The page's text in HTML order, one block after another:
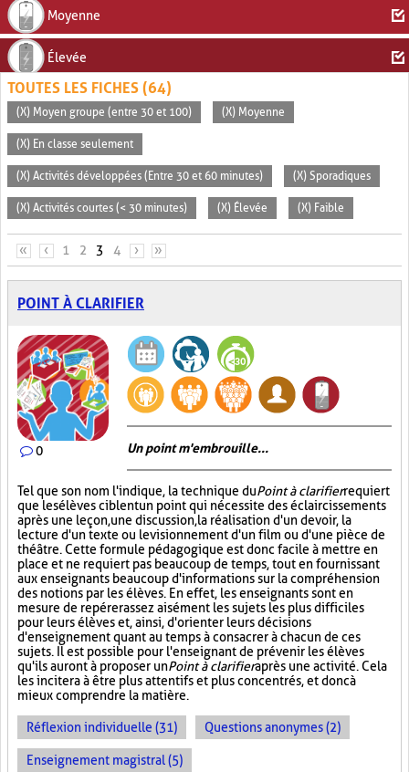
Moyenne
Élevée
TOUTES LES FICHES (64)
(X) Moyen groupe (entre 30 et 100) (X) Moyenne
(X) En classe seulement
(X) Activités développées (Entre 30 et 60 minutes) (X) Sporadiques
(X) Activités courtes (< 30 minutes) (X) Élevée (X) Faible
PAGES
« ‹ 1 2 3 4 › »
POINT À CLARIFIER
0 Un point m'embrouille...
Tel que son nom l'indique, la technique duPoint à clarifierrequiert
que les élèves ciblent un point qui nécessite des éclaircissements
après une leçon, une discussion, la réalisation d'un devoir, la
lecture d'un texte ou le visionnement d'un film ou d'une pièce de
théâtre. Cette formule pédagogique est donc facile à mettre en
place et ne requiert pas beaucoup de temps, tout en fournissant
aux enseignants beaucoup d'informations sur la compréhension
des notions par les élèves. En effet, les enseignants sont en
mesure de repérer assez aisément les sujets les plus difficiles
pour leurs élèves et, ainsi, d'orienter leurs décisions
d'enseignement quant au temps à consacrer à chacun de ces
sujets. Il est possible pour l'enseignant de prévenir les élèves
qu'ils auront à proposer unPoint à clarifieraprès une activité. Cela
les incitera à être plus attentifs et plus concentrés, et donc à
mieux comprendre la matière.
Réflexion individuelle (31) Questions anonymes (2)
Enseignement magistral (5)